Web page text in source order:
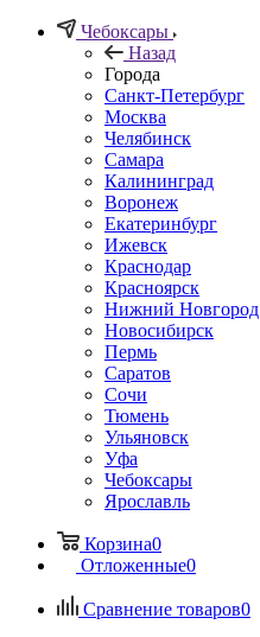
Чебоксары
Назад
Города
Санкт-Петербург
Москва
Челябинск
Самара
Калининград
Воронеж
Екатеринбург
Ижевск
Краснодар
Красноярск
Нижний Новгород
Новосибирск
Пермь
Саратов
Сочи
Тюмень
Ульяновск
Уфа
Чебоксары
Ярославль
Корзина0
Отложенные0
Сравнение товаров0